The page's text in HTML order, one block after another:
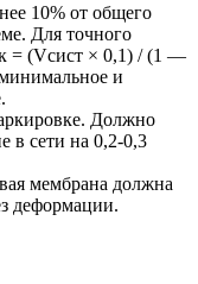
10% от общего
Для точного
= (Vсист × 0,1) / (1 —
и
Должно
в сети на 0,2-0,3
мембрана должна
деформации.